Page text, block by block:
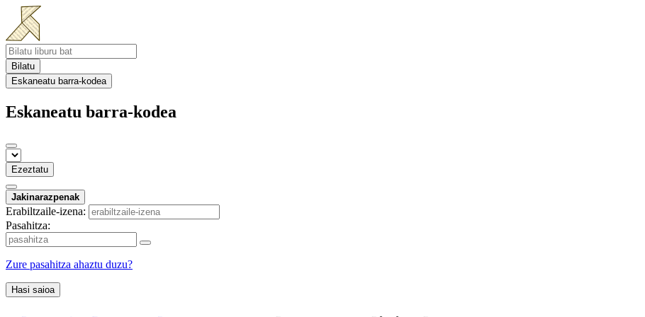
Bilatu
Eskaneatu barra-kodea
Eskaneatu barra-kodea
Ezeztatu
Jakinarazpenak
Erabiltzaile-izena:
Pasahitza:
Zure pasahitza ahaztu duzu?
Hasi saioa